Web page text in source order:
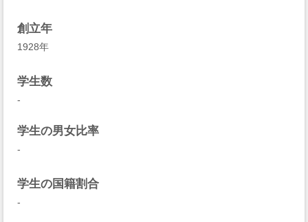
創立年
1928年
学生数
-
学生の男女比率
-
学生の国籍割合
-